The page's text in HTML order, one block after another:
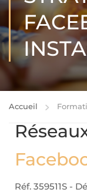
Accueil
Réf. 359511S -